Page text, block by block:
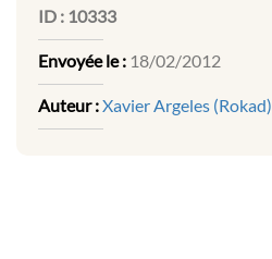
ID : 10333
Envoyée le : 18/02/2012
Auteur :Xavier Argeles (Rokad)